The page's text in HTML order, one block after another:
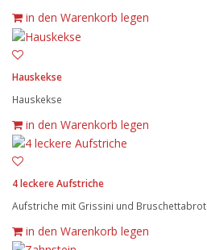
in den Warenkorb legen
Hauskekse
Hauskekse
in den Warenkorb legen
4 leckere Aufstriche
Aufstriche mit Grissini und Bruschettabrot
in den Warenkorb legen